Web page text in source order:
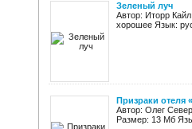
Зеленый луч
Автор: Иторр
хорошее Язык:
Призраки отеля
Автор: Олег
Размер: 13 Мб